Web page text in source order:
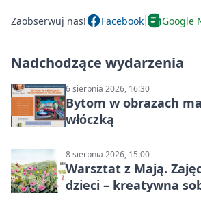
Zaobserwuj nas! Facebook Google
Nadchodzące wydarzenia
6 sierpnia 2026, 16:30
Bytom w obrazach
włóczką
8 sierpnia 2026, 15:00
Warsztat z Mają.
dzieci – kreatywna